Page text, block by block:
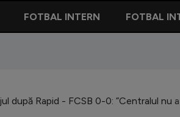
FOTBAL INTERN FOTBAL
după Rapid - FCSB 0-0: ”Centralul